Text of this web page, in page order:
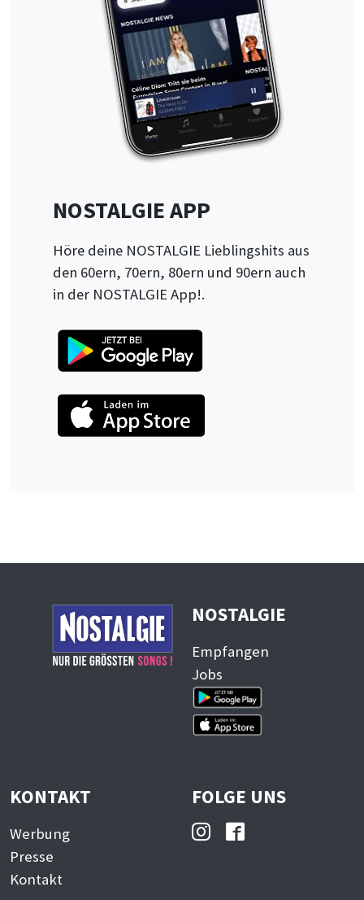
NOSTALGIE APP
Höre deine NOSTALGIE Lieblingshits aus
den 60ern, 70ern, 80ern und 90ern auch
in der NOSTALGIE App!.
NOSTALGIE
Empfangen
Jobs
KONTAKT
Werbung
Presse
Kontakt
FOLGE UNS